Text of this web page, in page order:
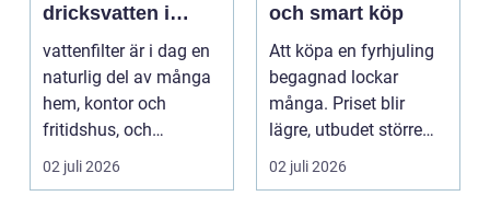
dricksvatten i
vardagen
vattenfilter är i dag en
naturlig del av många
hem, kontor och
fritidshus, och
intresset ökar för va...
02 juli 2026
och smart köp
Att köpa en fyrhjuling
begagnad lockar
många. Priset blir
lägre, utbudet större
och du kan ofta få e...
02 juli 2026